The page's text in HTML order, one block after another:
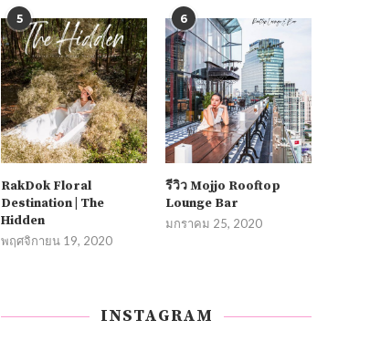
5
RakDok Floral
Destination | The
Hidden
พฤศจิกายน 19, 2020
6
รีวิว Mojjo Rooftop
Lounge Bar
มกราคม 25, 2020
INSTAGRAM